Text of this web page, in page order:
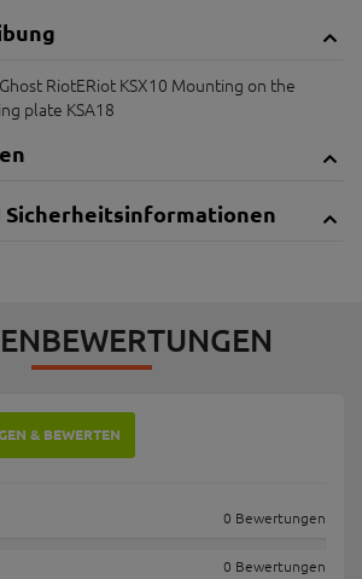
RiotERiot KSX10 Mounting on the
plate KSA18
& BEWERTEN
0 Bewertungen
0 Bewertungen